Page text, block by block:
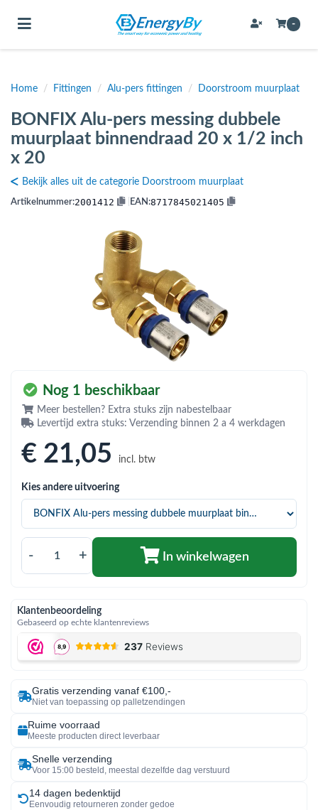
(Bevestigingsmateriaal / schroeven)
(Buffervaten, hygiene boilers & boilervaten)
(Buizen & leidingen)
(Expansievaten)
(Flexibele slangen)
(Hemelwaterafvoer & riolering)
(Circulatiepompen, pompgroepen & verdelers)
(Rookkanalen)
(Verwarming, kachels & ketels)
(Zonneboilersets & onderdelen)
(Warmtepompen en warmtepompboilers)
Toggle navigation -
Home / Fittingen / Alu-pers fittingen / Doorstroom muurplaat
BONFIX Alu-pers messing dubbele
muurplaat binnendraad 20 x 1/2 inch
x 20
Bekijk alles uit de categorie Doorstroom muurplaat
Artikelnummer:2001412 EAN:8717845021405
Nog 1 beschikbaar
Meer bestellen? Extra stuks zijn nabestelbaar
Levertijd extra stuks: Verzending binnen 2 a 4 werkdagen
€ 21,05 incl. btw
Kies andere uitvoering
- + In winkelwagen
Klantenbeoordeling
Gebaseerd op echte klantenreviews
Gratis verzending vanaf €100,-
Niet van toepassing op palletzendingen
Ruime voorraad
Meeste producten direct leverbaar
Snelle verzending
Voor 15:00 besteld, meestal dezelfde dag verstuurd
14 dagen bedenktijd
Eenvoudig retourneren zonder gedoe